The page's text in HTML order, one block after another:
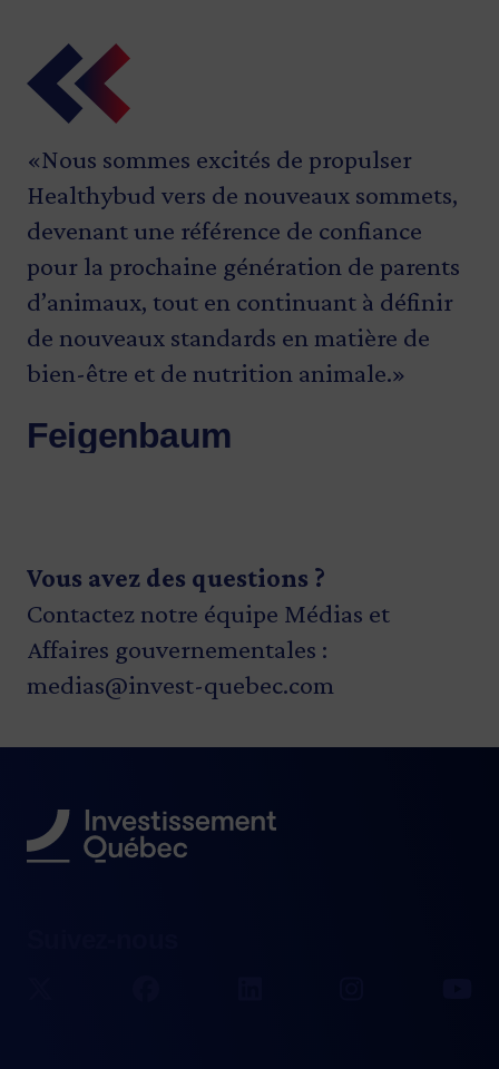
«Nous sommes excités de propulser
Healthybud vers de nouveaux sommets,
devenant une référence de confiance
pour la prochaine génération de parents
d’animaux, tout en continuant à définir
de nouveaux standards en matière de
bien-être et de nutrition animale.»
Feigenbaum
Vous avez des questions ?
Contactez notre équipe Médias et
Affaires gouvernementales :
medias@invest-quebec.com